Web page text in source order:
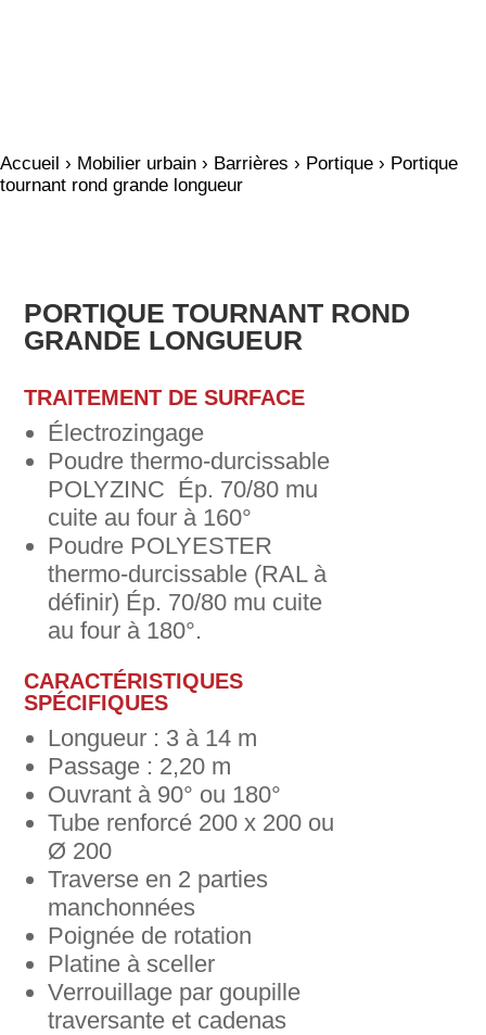
Accueil › Mobilier urbain › Barrières › Portique › Portique
tournant rond grande longueur
PORTIQUE TOURNANT ROND
GRANDE LONGUEUR
TRAITEMENT DE SURFACE
Électrozingage
Poudre thermo-durcissable
POLYZINC Ép. 70/80 mu
cuite au four à 160°
Poudre POLYESTER
thermo-durcissable (RAL à
définir) Ép. 70/80 mu cuite
au four à 180°.
CARACTÉRISTIQUES
SPÉCIFIQUES
Longueur : 3 à 14 m
Passage : 2,20 m
Ouvrant à 90° ou 180°
Tube renforcé 200 x 200 ou
Ø 200
Traverse en 2 parties
manchonnées
Poignée de rotation
Platine à sceller
Verrouillage par goupille
traversante et cadenas